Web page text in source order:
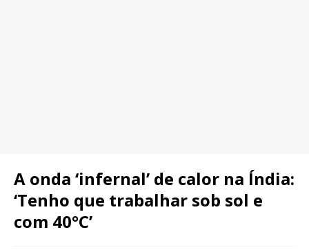
A onda ‘infernal’ de calor na Índia:
‘Tenho que trabalhar sob sol e
com 40°C’